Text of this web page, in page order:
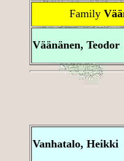
Family
Väänänen, Teodor
Vanhatalo, Heikki